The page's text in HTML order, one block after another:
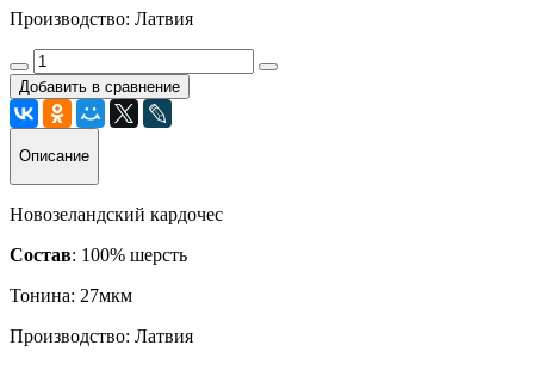
Производство: Латвия
Добавить в сравнение
Описание
Новозеландский кардочес
Состав: 100% шерсть
Тонина: 27мкм
Производство: Латвия